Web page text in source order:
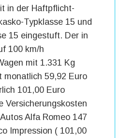
in der Haftpflicht-
Typklasse 15 und
15 eingestuft. Der in
100 km/h
mit 1.331 Kg
monatlich 59,92 Euro
101,00 Euro
Versicherungskosten
Alfa Romeo 147
Impression ( 101,00